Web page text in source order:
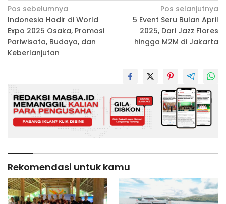
Navigasi
pos
Pos sebelumnya
Indonesia Hadir di World
Expo 2025 Osaka, Promosi
Pariwisata, Budaya, dan
Keberlanjutan
Pos selanjutnya
5 Event Seru Bulan April
2025, Dari Jazz Flores
hingga M2M di Jakarta
Rekomendasi untuk kamu